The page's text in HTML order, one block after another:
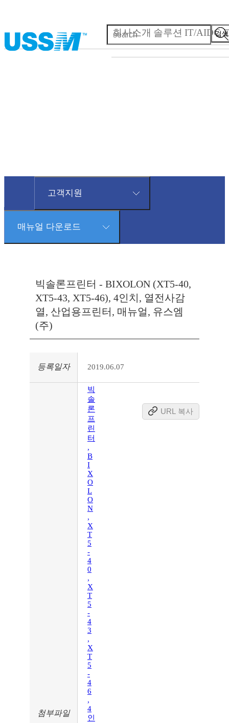
회사소개 솔루션 IT/AIDC검색
고객지원
회사소개
온라인문의
매뉴얼 다운로드
브로셔
매뉴얼
드라이버
빅솔론프린터 - BIXOLON (XT5-40,
XT5-43, XT5-46), 4인치, 열전사감
열, 산업용프린터, 매뉴얼, 유스엠
(주)
등록일자 2019.06.07
첨부파일
빅
솔
론
프
린
터
,
B
I
X
O
L
O
N
,
X
T
5
-
4
0
,
X
T
5
-
4
3
,
X
T
5
-
4
6
,
4
인
URL 복사